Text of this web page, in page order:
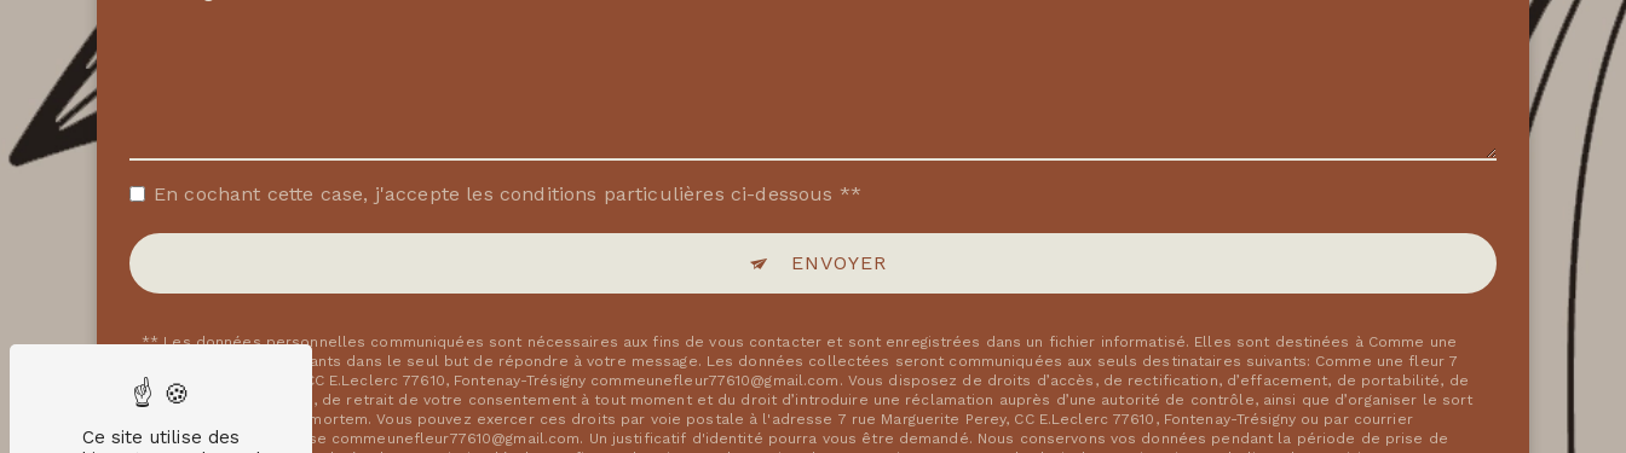
En cochant cette case, j'accepte les conditions particulières ci-dessous **
ENVOYER
** Les données personnelles communiquées sont nécessaires aux fins de vous contacter et sont enregistrées dans un fichier informatisé. Elles sont destinées à Comme une
fleur et ses sous-traitants dans le seul but de répondre à votre message. Les données collectées seront communiquées aux seuls destinataires suivants: Comme une fleur 7
rue Marguerite Perey, CC E.Leclerc 77610, Fontenay-Trésigny commeunefleur77610@gmail.com. Vous disposez de droits d’accès, de rectification, d’effacement, de portabilité, de
limitation, d’opposition, de retrait de votre consentement à tout moment et du droit d’introduire une réclamation auprès d’une autorité de contrôle, ainsi que d’organiser le sort
de vos données post-mortem. Vous pouvez exercer ces droits par voie postale à l'adresse 7 rue Marguerite Perey, CC E.Leclerc 77610, Fontenay-Trésigny ou par courrier
électronique à l'adresse commeunefleur77610@gmail.com. Un justificatif d'identité pourra vous être demandé. Nous conservons vos données pendant la période de prise de
Ce site utilise des